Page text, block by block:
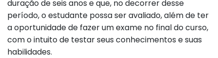
duração de seis anos e que, no decorrer desse
período, o estudante possa ser avaliado, além de ter
a oportunidade de fazer um exame no final do curso,
com o intuito de testar seus conhecimentos e suas
habilidades.